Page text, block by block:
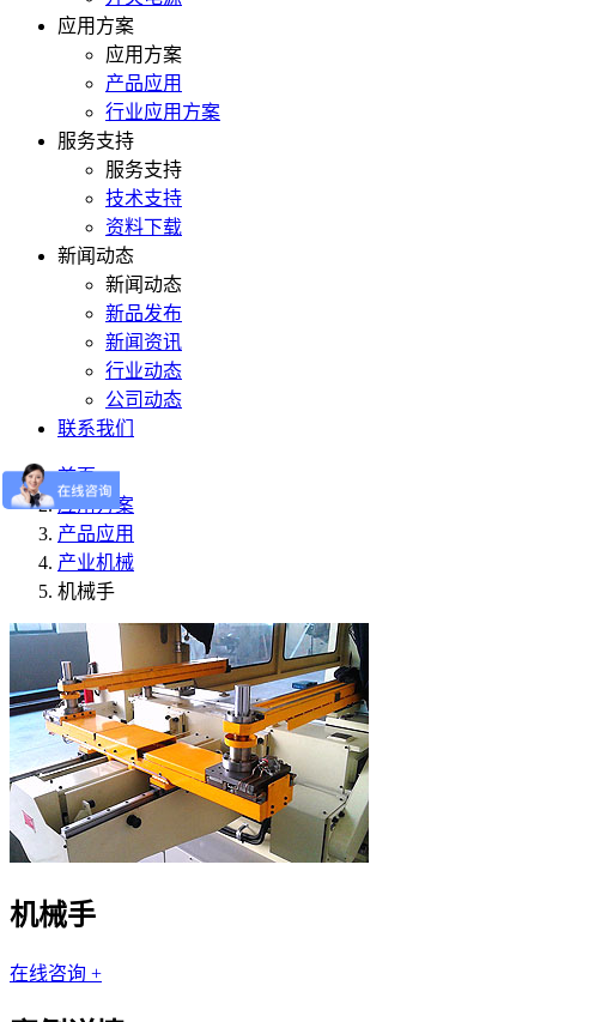
应用方案
应用方案
产品应用
行业应用方案
服务支持
服务支持
技术支持
资料下载
新闻动态
新闻动态
新品发布
新闻资讯
行业动态
公司动态
联系我们
首页
应用方案
产品应用
产业机械
机械手
机械手
在线咨询 +